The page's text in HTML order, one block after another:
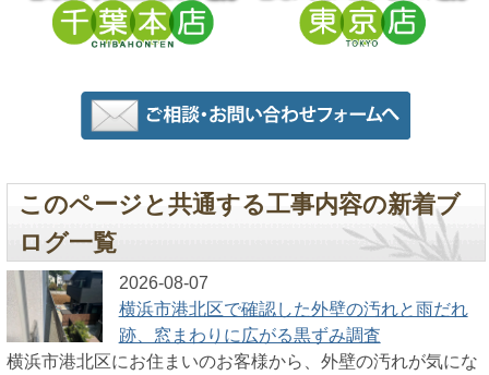
このページと共通する工事内容の新着ブ
ログ一覧
2026-08-07
横浜市港北区で確認した外壁の汚れと雨だれ
跡、窓まわりに広がる黒ずみ調査
横浜市港北区にお住まいのお客様から、外壁の汚れが気にな